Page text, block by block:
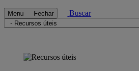
Menu Fechar
Buscar
Navigate